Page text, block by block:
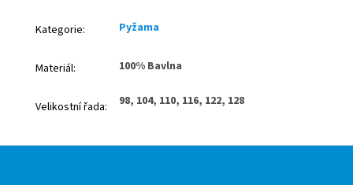
Kategorie: Pyžama
Materiál: 100% Bavlna
Velikostní řada: 98, 104, 110, 116, 122, 128